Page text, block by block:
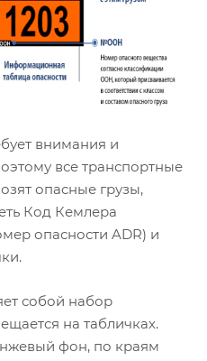
внимания и
все транспортные
опасные грузы,
Код Кемлера
опасности ADR) и
собой набор
на табличках.
фон, по краям